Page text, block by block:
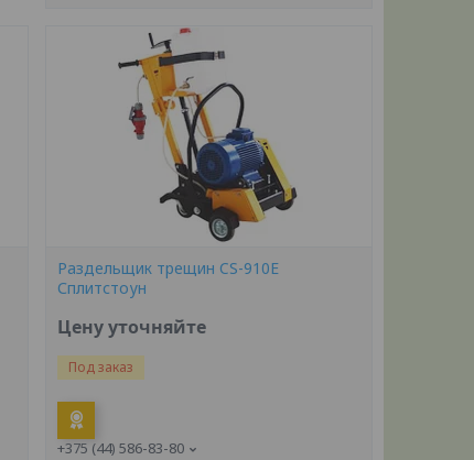
Раздельщик трещин CS-910E
Сплитстоун
Цену уточняйте
Под заказ
+375 (44) 586-83-80